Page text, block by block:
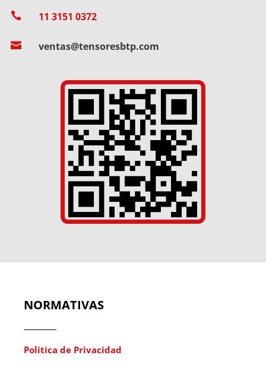
 11 3151 0372
 ventas@tensoresbtp.com
NORMATIVAS
Política de Privacidad